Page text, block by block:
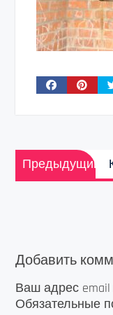
Навигация
по
записям
Предыдущий
Добавить
Ваш адрес email
Обязательные